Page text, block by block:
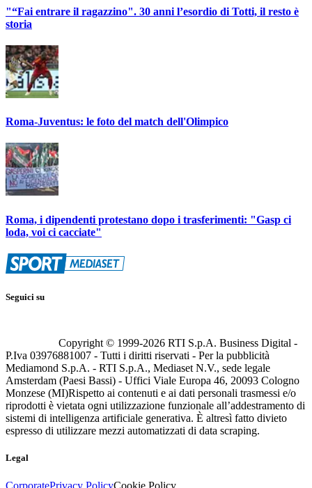
"“Fai entrare il ragazzino". 30 anni l’esordio di Totti, il resto è
storia
Roma-Juventus: le foto del match dell'Olimpico
Roma, i dipendenti protestano dopo i trasferimenti: "Gasp ci
loda, voi ci cacciate"
Seguici su
Copyright © 1999-2026 RTI S.p.A. Business Digital -
P.Iva 03976881007 - Tutti i diritti riservati - Per la pubblicità
Mediamond S.p.A. - RTI S.p.A., Mediaset N.V., sede legale
Amsterdam (Paesi Bassi) - Uffici Viale Europa 46, 20093 Cologno
Monzese (MI)Rispetto ai contenuti e ai dati personali trasmessi e/o
riprodotti è vietata ogni utilizzazione funzionale all’addestramento di
sistemi di intelligenza artificiale generativa. È altresì fatto divieto
espresso di utilizzare mezzi automatizzati di data scraping.
Legal
CorporatePrivacy PolicyCookie Policy